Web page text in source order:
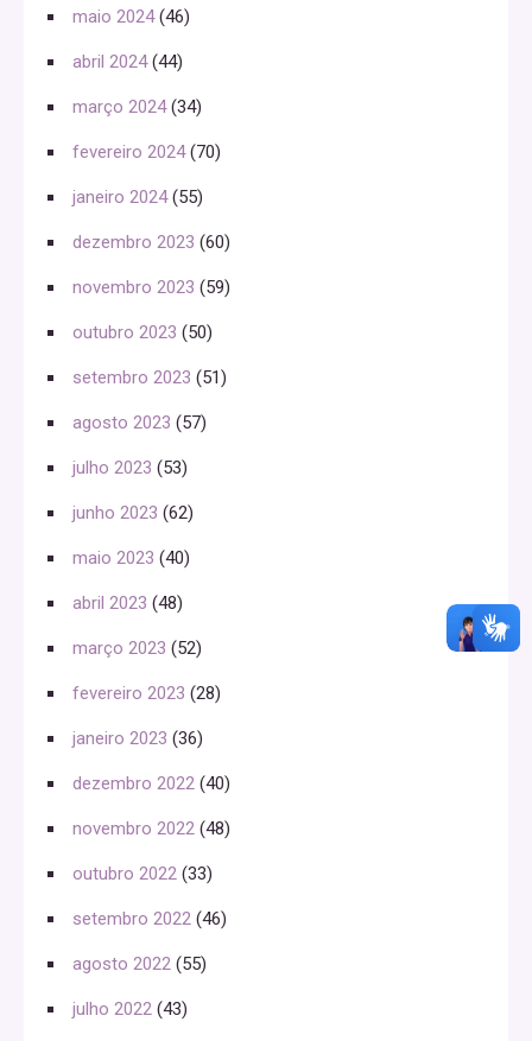
maio 2024(46)
abril 2024(44)
março 2024(34)
fevereiro 2024(70)
janeiro 2024(55)
dezembro 2023 (60)
novembro 2023 (59)
outubro 2023 (50)
setembro 2023 (51)
agosto 2023 (57)
julho 2023 (53)
junho 2023 (62)
maio 2023 (40)
abril 2023 (48)
março 2023 (52)
fevereiro 2023 (28)
janeiro 2023 (36)
dezembro 2022 (40)
novembro 2022 (48)
outubro 2022 (33)
setembro 2022 (46)
agosto 2022 (55)
julho 2022 (43)